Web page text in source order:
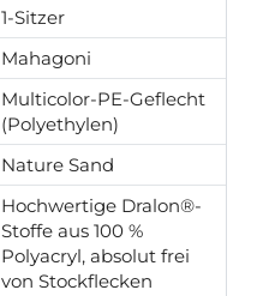
1-Sitzer
Mahagoni
Multicolor-PE-Geflecht
(Polyethylen)
Nature Sand
Hochwertige Dralon®-
Stoffe aus 100 %
Polyacryl, absolut frei
von Stockflecken